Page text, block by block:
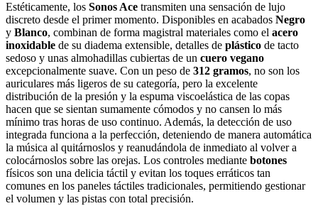
Estéticamente, los Sonos Ace transmiten una sensación de lujo
discreto desde el primer momento. Disponibles en acabados Negro
y Blanco, combinan de forma magistral materiales como el acero
inoxidable de su diadema extensible, detalles de plástico de tacto
sedoso y unas almohadillas cubiertas de un cuero vegano
excepcionalmente suave. Con un peso de 312 gramos, no son los
auriculares más ligeros de su categoría, pero la excelente
distribución de la presión y la espuma viscoelástica de las copas
hacen que se sientan sumamente cómodos y no cansen lo más
mínimo tras horas de uso continuo. Además, la detección de uso
integrada funciona a la perfección, deteniendo de manera automática
la música al quitárnoslos y reanudándola de inmediato al volver a
colocárnoslos sobre las orejas. Los controles mediante botones
físicos son una delicia táctil y evitan los toques erráticos tan
comunes en los paneles táctiles tradicionales, permitiendo gestionar
el volumen y las pistas con total precisión.